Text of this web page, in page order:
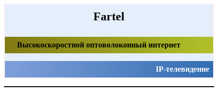
Fartel
Высокоскоростной оптоволоконный интернет
IP-телевидение